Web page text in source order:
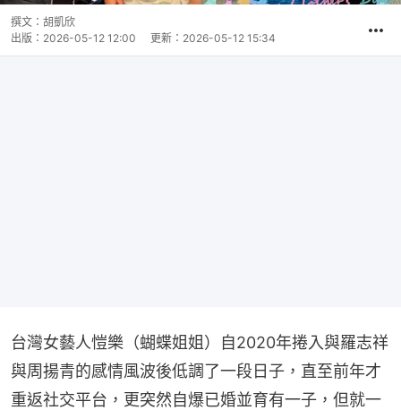
撰文： 胡凱欣
出版： 2026-05-12 12:00 更新： 2026-05-12 15:34
台灣女藝人愷樂（蝴蝶姐姐）自2020年捲入與羅志祥
與周揚青的感情風波後低調了一段日子，直至前年才
重返社交平台，更突然自爆已婚並育有一子，但就一